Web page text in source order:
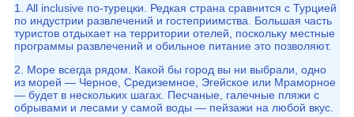
1. All inclusive по-турецки. Редкая страна сравнится с Турцией
по индустрии развлечений и гостеприимства. Большая часть
туристов отдыхает на территории отелей, поскольку местные
программы развлечений и обильное питание это позволяют.
2. Море всегда рядом. Какой бы город вы ни выбрали, одно
из морей — Черное, Средиземное, Эгейское или Мраморное
— будет в нескольких шагах. Песчаные, галечные пляжи с
обрывами и лесами у самой воды — пейзажи на любой вкус.